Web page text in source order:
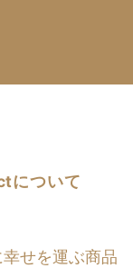
について
幸せを運ぶ商品